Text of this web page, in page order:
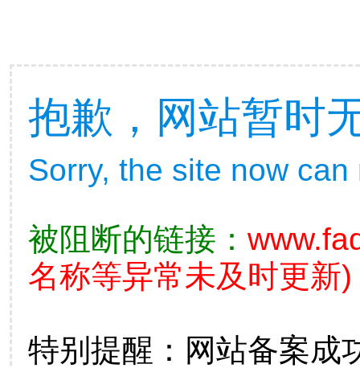
抱歉，网站暂时
Sorry, the site now
被阻断的链接：
名称等异常未及时更新)
特别提醒：网站备案成